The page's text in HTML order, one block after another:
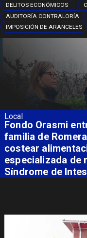
DELITOS ECONÓMICOS
AUDITORÍA CONTRALORÍA
IMPOSICIÓN DE ARANCELES
Local
Fondo Orasmi
familia de
costear
especializada de
Síndrome de